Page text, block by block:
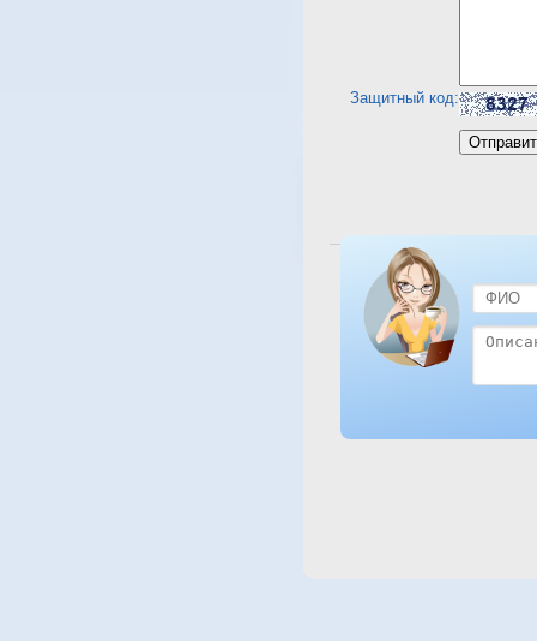
Защитный код:
Посмотреть отель